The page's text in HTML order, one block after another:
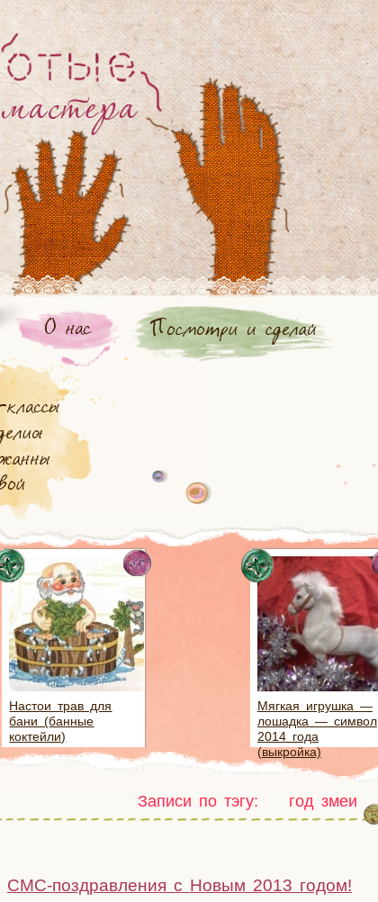
Настои трав для
бани (банные
коктейли)
Мягкая игрушка —
лошадка — символ
2014 года
(выкройка)
Записи по тэгу: год змеи
СМС-поздравления с Новым 2013 годом!